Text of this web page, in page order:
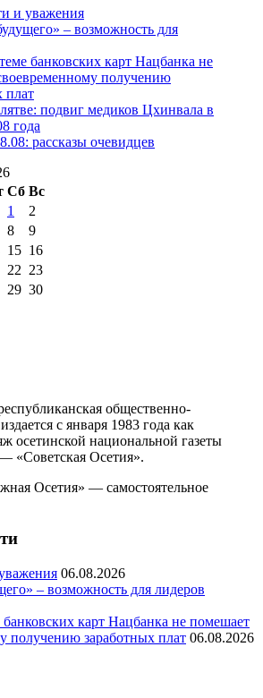
№97 30 июля 2015 г
2015 г
(10)№98 5 июля 2014 г(10)
г
г(14)
№99 4 августа
8 июля 2014 г
г(11)
г
(12)
и уважения
– возможность для
банковских карт Нацбанка не
получению
плат
подвиг медиков Цхинвала в
года
рассказы очевидцев
Сб Вс
1
2
8
9
15 16
22 23
29 30
общественно-
с января 1983 года как
осетинской национальной газеты
«Советская Осетия».
Осетия» — самостоятельное
06.08.2026
– возможность для лидеров
карт Нацбанка не помешает
получению заработных плат 06.08.2026